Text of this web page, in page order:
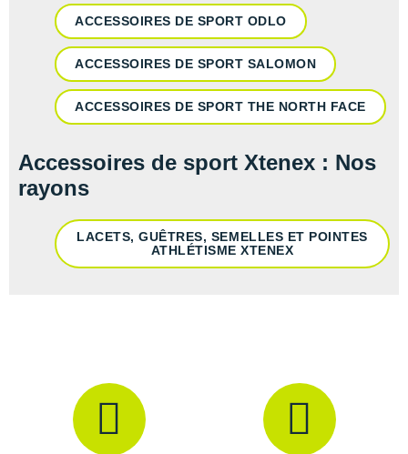
ACCESSOIRES DE SPORT ODLO
ACCESSOIRES DE SPORT SALOMON
ACCESSOIRES DE SPORT THE NORTH FACE
Accessoires de sport Xtenex : Nos
rayons
LACETS, GUÊTRES, SEMELLES ET POINTES
ATHLÉTISME XTENEX